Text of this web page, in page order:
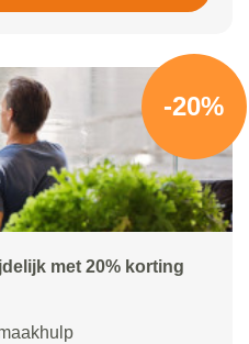
-20%
met 20% korting